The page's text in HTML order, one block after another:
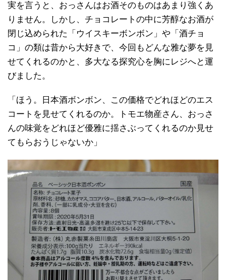
実を言うと、おっさんはお酒そのものはあまり強くあ
りません。しかし、チョコレートの中に芳醇なお酒が
閉じ込められた「ウイスキーボンボン」や「酒チョ
コ」の類は昔から大好きで、今回もどんな雅な夢を見
せてくれるのかと、多大なる探究心を胸にレジへと運
びました。
「ほう。日本酒ボンボン、この価格でどれほどのエス
コートを見せてくれるのか。トモエ物産さん、おっさ
んの味覚をどれほど優雅に揺さぶってくれるのか見せ
てもらおうじゃないか」